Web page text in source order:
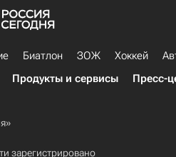
Биатлон ЗОЖ Хоккей
Продукты и сервисы Пресс-
зарегистрировано